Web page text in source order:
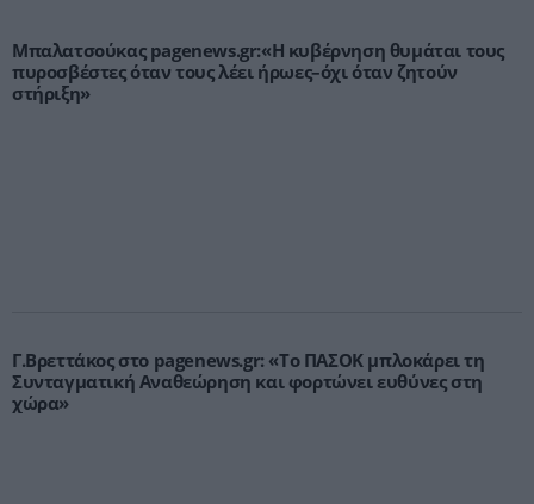
Μπαλατσούκας pagenews.gr:«Η κυβέρνηση θυμάται τους
πυροσβέστες όταν τους λέει ήρωες–όχι όταν ζητούν
στήριξη»
Γ.Βρεττάκος στο pagenews.gr: «Το ΠΑΣΟΚ μπλοκάρει τη
Συνταγματική Αναθεώρηση και φορτώνει ευθύνες στη
χώρα»